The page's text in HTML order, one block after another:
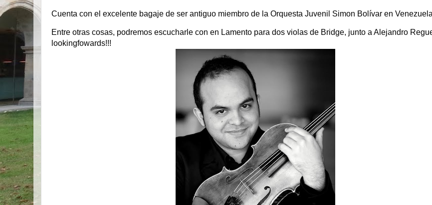
Cuenta con el excelente bagaje de ser antiguo miembro de la Orquesta Juvenil Simon Bolívar en
Entre otras cosas, podremos escucharle con en Lamento para dos violas de Bridge, junto a Alejandro
lookingfowards!!!